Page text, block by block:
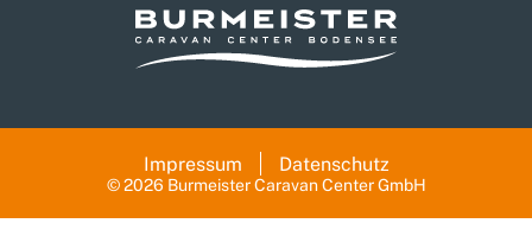
© 2026 Burmeister Caravan Center GmbH
Impressum Datenschutz